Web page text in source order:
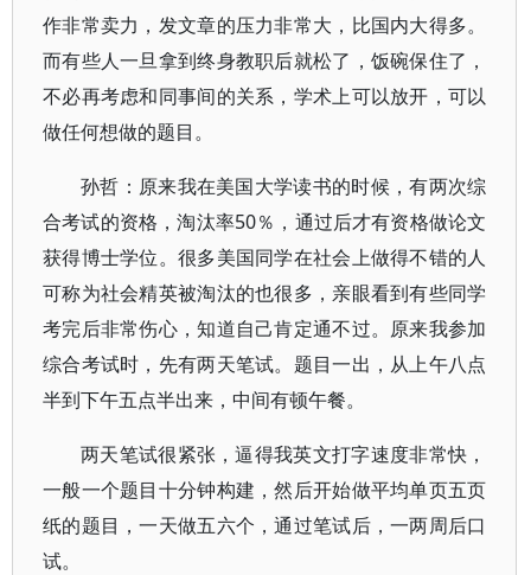
作非常卖力，发文章的压力非常大，比国内大得多。
而有些人一旦拿到终身教职后就松了，饭碗保住了，
不必再考虑和同事间的关系，学术上可以放开，可以
做任何想做的题目。
孙哲：原来我在美国大学读书的时候，有两次综
合考试的资格，淘汰率50％，通过后才有资格做论文
获得博士学位。很多美国同学在社会上做得不错的人
可称为社会精英被淘汰的也很多，亲眼看到有些同学
考完后非常伤心，知道自己肯定通不过。原来我参加
综合考试时，先有两天笔试。题目一出，从上午八点
半到下午五点半出来，中间有顿午餐。
两天笔试很紧张，逼得我英文打字速度非常快，
一般一个题目十分钟构建，然后开始做平均单页五页
纸的题目，一天做五六个，通过笔试后，一两周后口
试。